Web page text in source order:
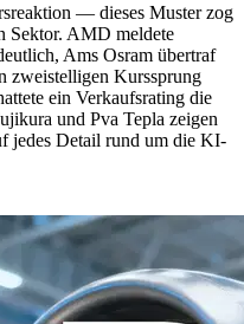
— dieses Muster zog
Sektor. AMD meldete
Ams Osram übertraf
zweistelligen Kurssprung
ein Verkaufsrating die
und Pva Tepla zeigen
jedes Detail rund um die KI-